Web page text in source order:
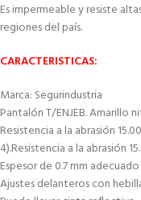
Es impermeable y resiste
regiones del país.
CARACTERISTICAS:
Marca: Segurindustria
Pantalón T/ENJEB. Amarillo
Resistencia a la abrasión
4).Resistencia a la abrasión
Espesor de 0.7 mm
Ajustes delanteros con